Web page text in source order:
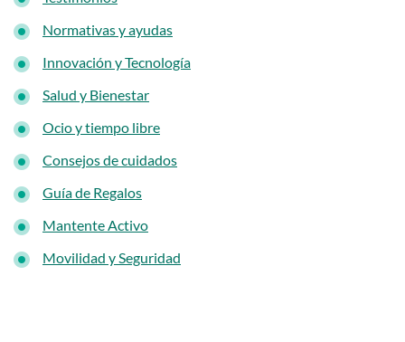
Normativas y ayudas
Innovación y Tecnología
Salud y Bienestar
Ocio y tiempo libre
Consejos de cuidados
Guía de Regalos
Mantente Activo
Movilidad y Seguridad